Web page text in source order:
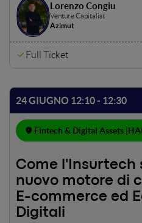
Lorenzo Congiu
Venture Capitalist
Azimut
Full Ticket
24 GIUGNO 12:10 - 12:30
Fintech & Digital Assets |
Come l'Insurtech
nuovo motore di
E-commerce ed
Digitali